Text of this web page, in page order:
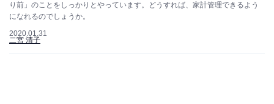
り前」のことをしっかりとやっています。どうすれば、家計管理できるよう
になれるのでしょうか。
2020.01.31
二宮 清子